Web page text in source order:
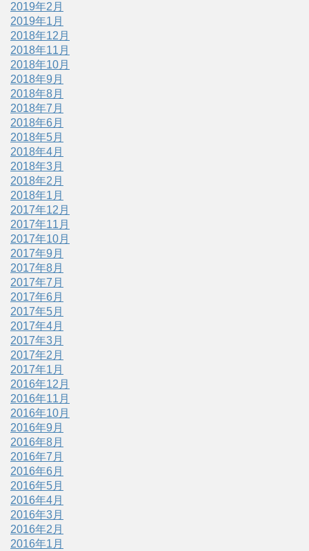
2019年2月
2019年1月
2018年12月
2018年11月
2018年10月
2018年9月
2018年8月
2018年7月
2018年6月
2018年5月
2018年4月
2018年3月
2018年2月
2018年1月
2017年12月
2017年11月
2017年10月
2017年9月
2017年8月
2017年7月
2017年6月
2017年5月
2017年4月
2017年3月
2017年2月
2017年1月
2016年12月
2016年11月
2016年10月
2016年9月
2016年8月
2016年7月
2016年6月
2016年5月
2016年4月
2016年3月
2016年2月
2016年1月